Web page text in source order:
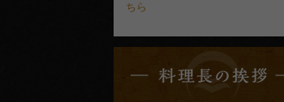
ちら
理